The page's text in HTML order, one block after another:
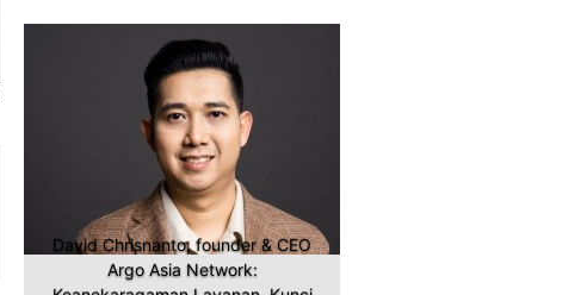
Surti Sunanto, Co-founder &
Business Director Fabulo PR: